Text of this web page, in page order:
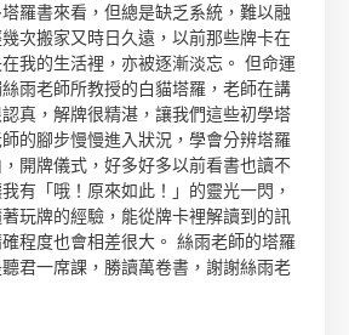
羅書來看，但總是缺乏系統，難以融
次搬家又時日久遠，以前那些牌卡在
我的生活裡，亦被逐漸淡忘。 但命運
雨老師所教授的白貓塔羅，老師在講
真，解牌很精湛，讓我們這些初學塔
的腳步慢慢進入狀況，學會分辨塔羅
開牌儀式，好多好多以前看書也讀不
有「哦！原來如此！」的靈光一閃，
玩牌的經驗，能從牌卡裡解讀到的訊
程度也會相差很大。 絲雨老師的塔羅
君一席課，勝讀萬卷書，謝謝絲雨老